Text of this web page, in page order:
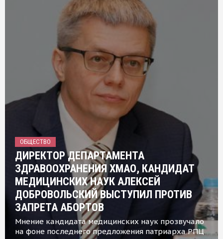
ОБЩЕСТВО
ДИРЕКТОР ДЕПАРТАМЕНТА
ЗДРАВООХРАНЕНИЯ ХМАО, КАНДИДАТ
МЕДИЦИНСКИХ НАУК АЛЕКСЕЙ
ДОБРОВОЛЬСКИЙ ВЫСТУПИЛ ПРОТИВ
ЗАПРЕТА АБОРТОВ
Мнение кандидата медицинских наук прозвучало
на фоне последнего предложения патриарха РПЦ